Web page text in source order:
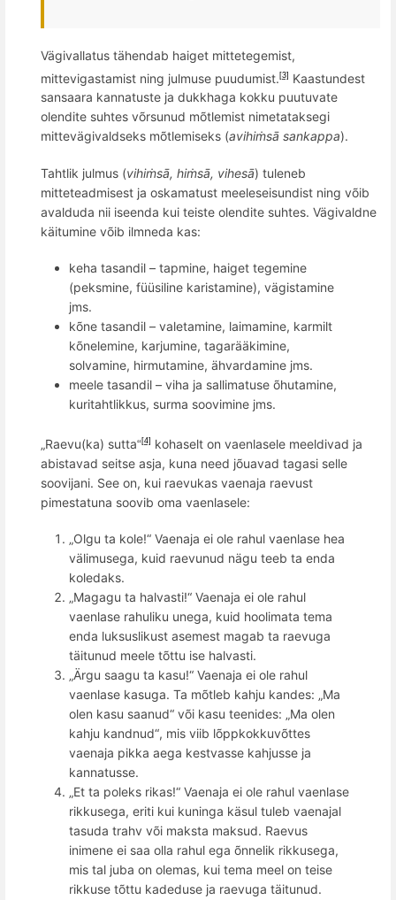
Vägivallatus tähendab haiget mittetegemist,
mittevigastamist ning julmuse puudumist. [3] Kaastundest
sansaara kannatuste ja dukkhaga kokku puutuvate
olendite suhtes võrsunud mõtlemist nimetataksegi
mittevägivaldseks mõtlemiseks (avihiṁsā sankappa).
Tahtlik julmus (vihiṁsā, hiṁsā, vihesā) tuleneb
mitteteadmisest ja oskamatust meeleseisundist ning võib
avalduda nii iseenda kui teiste olendite suhtes. Vägivaldne
käitumine võib ilmneda kas:
keha tasandil – tapmine, haiget tegemine
(peksmine, füüsiline karistamine), vägistamine
jms.
kõne tasandil – valetamine, laimamine, karmilt
kõnelemine, karjumine, tagarääkimine,
solvamine, hirmutamine, ähvardamine jms.
meele tasandil – viha ja sallimatuse õhutamine,
kuritahtlikkus, surma soovimine jms.
„Raevu(ka) sutta“ [4]
kohaselt on vaenlasele meeldivad ja
abistavad seitse asja, kuna need jõuavad tagasi selle
soovijani. See on, kui raevukas vaenaja raevust
pimestatuna soovib oma vaenlasele:
„Olgu ta kole!“ Vaenaja ei ole rahul vaenlase hea
välimusega, kuid raevunud nägu teeb ta enda
koledaks.
„Magagu ta halvasti!“ Vaenaja ei ole rahul
vaenlase rahuliku unega, kuid hoolimata tema
enda luksuslikust asemest magab ta raevuga
täitunud meele tõttu ise halvasti.
„Ärgu saagu ta kasu!“ Vaenaja ei ole rahul
vaenlase kasuga. Ta mõtleb kahju kandes: „Ma
olen kasu saanud“ või kasu teenides: „Ma olen
kahju kandnud“, mis viib lõppkokkuvõttes
vaenaja pikka aega kestvasse kahjusse ja
kannatusse.
„Et ta poleks rikas!“ Vaenaja ei ole rahul vaenlase
rikkusega, eriti kui kuninga käsul tuleb vaenajal
tasuda trahv või maksta maksud. Raevus
inimene ei saa olla rahul ega õnnelik rikkusega,
mis tal juba on olemas, kui tema meel on teise
rikkuse tõttu kadeduse ja raevuga täitunud.